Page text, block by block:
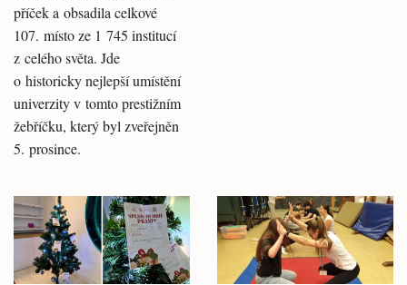
příček a obsadila celkové
107. místo ze 1 745 institucí
z celého světa. Jde
o historicky nejlepší umístění
univerzity v tomto prestižním
žebříčku, který byl zveřejněn
5. prosince.